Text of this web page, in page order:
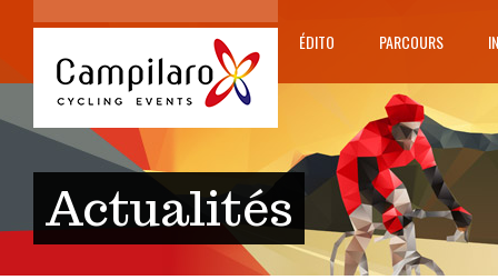
ÉDITO PARCOURS
Actualités